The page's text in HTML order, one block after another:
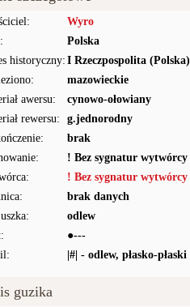
Wyro
Polska
historyczny: I Rzeczpospolita (Polska)
mazowieckie
awersu:
cynowo-ołowiany
rewersu:
g.jednorodny
brak
! Bez sygnatur wytwórcy
! Bez sygnatur wytwórcy
brak danych
odlew
●---
|#| - odlew, płasko-płaski
guzika